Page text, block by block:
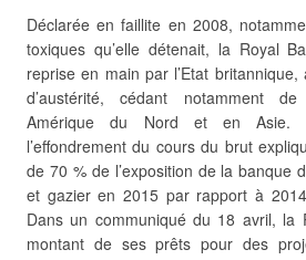
Déclarée en faillite en 2008,
toxiques qu’elle détenait, la Royal
reprise en main par l’Etat
d’austérité, cédant notamment
Amérique du Nord et en Asie.
l’effondrement du cours du brut
de 70 % de l’exposition de la banque
et gazier en 2015 par rapport à
Dans un communiqué du 18 avril, la
montant de ses prêts pour des